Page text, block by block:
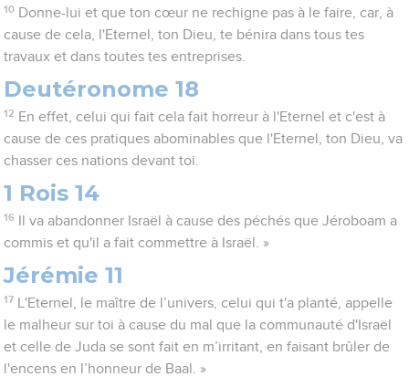
10 Donne-lui et que ton cœur ne rechigne pas à le faire, car, à
cause de cela, l'Eternel, ton Dieu, te bénira dans tous tes
travaux et dans toutes tes entreprises.
Deutéronome 18
12 En effet, celui qui fait cela fait horreur à l'Eternel et c'est à
cause de ces pratiques abominables que l'Eternel, ton Dieu, va
chasser ces nations devant toi.
1 Rois 14
16
Il va abandonner Israël à cause des péchés que Jéroboam a
commis et qu'il a fait commettre à Israël. »
Jérémie 11
17
L'Eternel, le maître de l’univers, celui qui t'a planté, appelle
le malheur sur toi à cause du mal que la communauté d'Israël
et celle de Juda se sont fait en m’irritant, en faisant brûler de
l'encens en l’honneur de Baal. »